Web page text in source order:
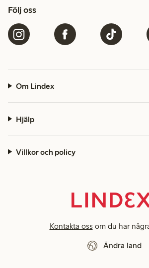
Följ oss
Om Lindex
Hjälp
Villkor och policy
Kontakta oss om du har
Ändra land